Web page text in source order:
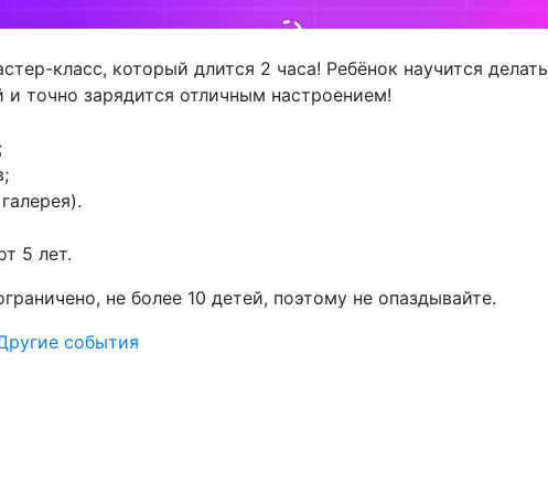
класс, который длится 2 часа! Ребёнок научится делать
точно зарядится отличным настроением!
5 лет.
не более 10 детей, поэтому не опаздывайте.
события